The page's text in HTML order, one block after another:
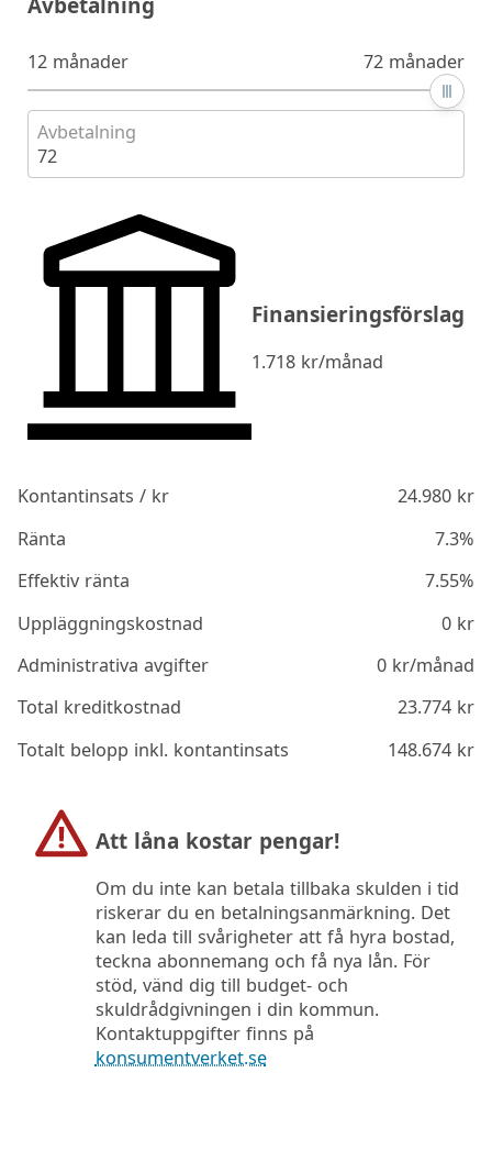
12 månader 72 månader
Avbetalning
72
Finansieringsförslag
1.718 kr/månad
Kontantinsats / kr 24.980kr
Ränta
7.3%
Effektiv ränta
7.55%
Uppläggningskostnad
0kr
Administrativa avgifter
0kr/månad
Total kreditkostnad
23.774kr
Totalt belopp inkl. kontantinsats
148.674kr
Att låna kostar pengar!
Om du inte kan betala tillbaka skulden i tid
riskerar du en betalningsanmärkning. Det
kan leda till svårigheter att få hyra bostad,
teckna abonnemang och få nya lån. För
stöd, vänd dig till budget- och
skuldrådgivningen i din kommun.
Kontaktuppgifter finns på
konsumentverket.se